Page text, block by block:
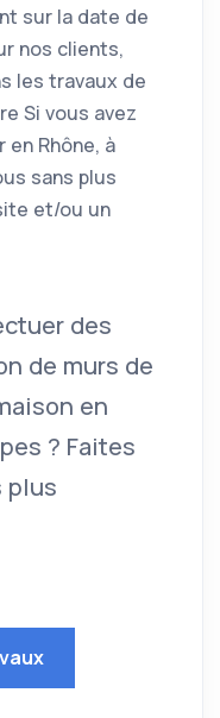
sur la date de
nos clients,
les travaux de
Si vous avez
Rhône, à
sans plus
et/ou un
des
de murs de
en
? Faites
plus